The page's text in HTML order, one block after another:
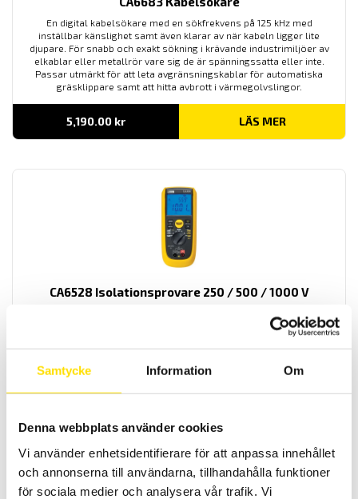
Samtycke Information Om
Denna webbplats använder cookies
Vi använder enhetsidentifierare för att anpassa innehållet
och annonserna till användarna, tillhandahålla funktioner
för sociala medier och analysera vår trafik. Vi
En digital kabelsökare med en sökfrekvens på 125 kHz med
inställbar känslighet samt även klarar av när kabeln ligger lite
djupare. För snabb och exakt sökning i krävande industrimiljöer av
elkablar eller metallrör vare sig de är spänningssatta eller inte.
Passar utmärkt för att leta avgränsningskablar för automatiska
gräsklippare samt att hitta avbrott i värmegolvslingor.
5,190.00 kr LÄS MER
CA6528 Isolationsprovare 250 / 500 / 1000 V
med relativitetsmätning funktion för värmegolv kontroll. Med tydlig
4,995.00 LÄS MER